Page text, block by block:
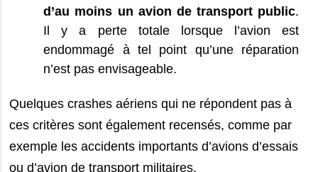
d’au moins un avion de transport public.
Il y a perte totale lorsque l’avion est
endommagé à tel point qu’une réparation
n’est pas envisageable.
Quelques crashes aériens qui ne répondent pas à
ces critères sont également recensés, comme par
exemple les accidents importants d’avions d’essais
ou d’avion de transport militaires.